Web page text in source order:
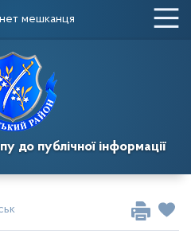
до публічної інформації
мешканця
районного голови